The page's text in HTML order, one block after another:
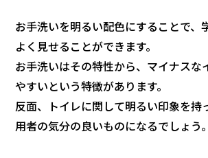
お手洗いを明るい配色にすることで、
よく見せることができます。
お手洗いはその特性から、マイナスな
やすいという特徴があります。
反面、トイレに関して明るい印象を持
用者の気分の良いものになるでしょう。